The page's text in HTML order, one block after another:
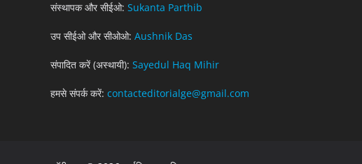
संस्थापक और सीईओ: Sukanta Parthib
उप सीईओ और सीओओ: Aushnik Das
संपादित करें (अस्थायी): Sayedul Haq Mihir
हमसे संपर्क करें: contacteditorialge@gmail.com